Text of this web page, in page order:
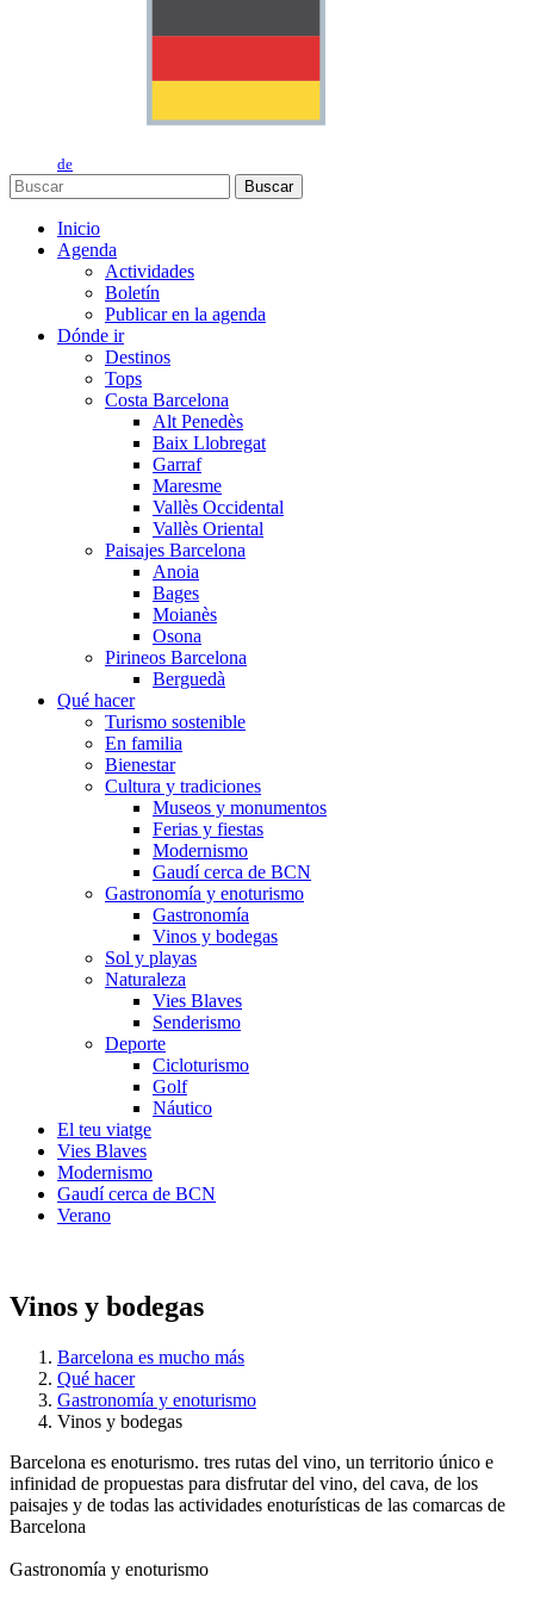
de
Buscar
Inicio
Agenda
Actividades
Boletín
Publicar en la agenda
Dónde ir
Destinos
Tops
Costa Barcelona
Alt Penedès
Baix Llobregat
Garraf
Maresme
Vallès Occidental
Vallès Oriental
Paisajes Barcelona
Anoia
Bages
Moianès
Osona
Pirineos Barcelona
Berguedà
Qué hacer
Turismo sostenible
En familia
Bienestar
Cultura y tradiciones
Museos y monumentos
Ferias y fiestas
Modernismo
Gaudí cerca de BCN
Gastronomía y enoturismo
Gastronomía
Vinos y bodegas
Sol y playas
Naturaleza
Vies Blaves
Senderismo
Deporte
Cicloturismo
Golf
Náutico
El teu viatge
Vies Blaves
Modernismo
Gaudí cerca de BCN
Verano
Vinos y bodegas
Barcelona es mucho más
Qué hacer
Gastronomía y enoturismo
Vinos y bodegas
Barcelona es enoturismo. tres rutas del vino, un territorio único e
infinidad de propuestas para disfrutar del vino, del cava, de los
paisajes y de todas las actividades enoturísticas de las comarcas de
Barcelona
Gastronomía y enoturismo